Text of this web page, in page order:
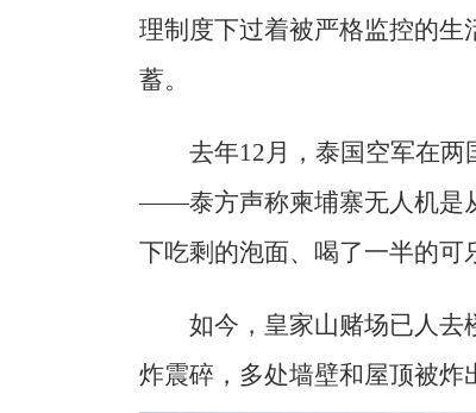
理制度下过着被严格监控的生
蓄。
去年12月，泰国空军在
——泰方声称柬埔寨无人机是
下吃剩的泡面、喝了一半的可
如今，皇家山赌场已人去
炸震碎，多处墙壁和屋顶被炸